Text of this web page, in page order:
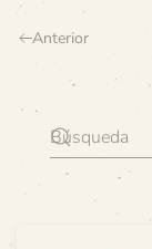
Anterior